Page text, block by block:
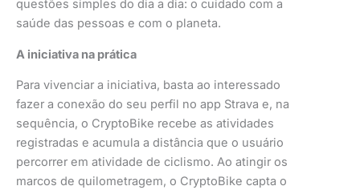
questões simples do dia a dia: o cuidado com a
saúde das pessoas e com o planeta.
A iniciativa na prática
Para vivenciar a iniciativa, basta ao interessado
fazer a conexão do seu perfil no app Strava e, na
sequência, o CryptoBike recebe as atividades
registradas e acumula a distância que o usuário
percorrer em atividade de ciclismo. Ao atingir os
marcos de quilometragem, o CryptoBike capta o